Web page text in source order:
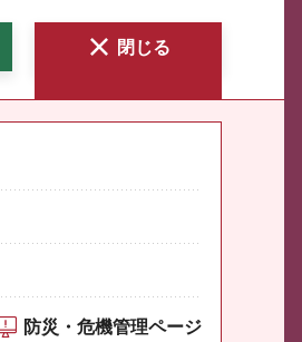
閉じる
防災・危機管理ページ